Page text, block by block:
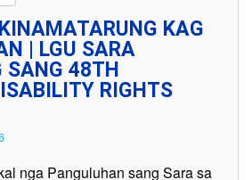
KAG
| LGU SARA
SANG 48TH
RIGHTS
nga Panguluhan sang Sara sa